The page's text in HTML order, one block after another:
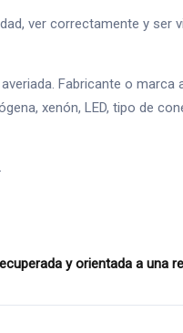
ver correctamente y
Fabricante o marca
xenón, LED, tipo de
y orientada a una